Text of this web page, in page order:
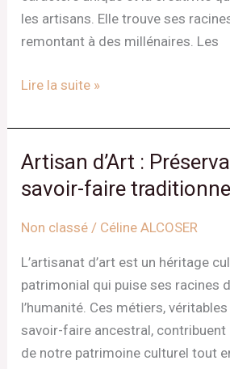
les artisans. Elle trouve ses
remontant à des millénaires. Les
Lire la suite »
Artisan d’Art :
savoir-faire
Non classé / Céline ALCOSER
L’artisanat d’art est un héritage
patrimonial qui puise ses racines
l’humanité. Ces métiers, véritables
savoir-faire ancestral, contribuent
de notre patrimoine culturel tout
Artisan
d’Art
Préservation
faire